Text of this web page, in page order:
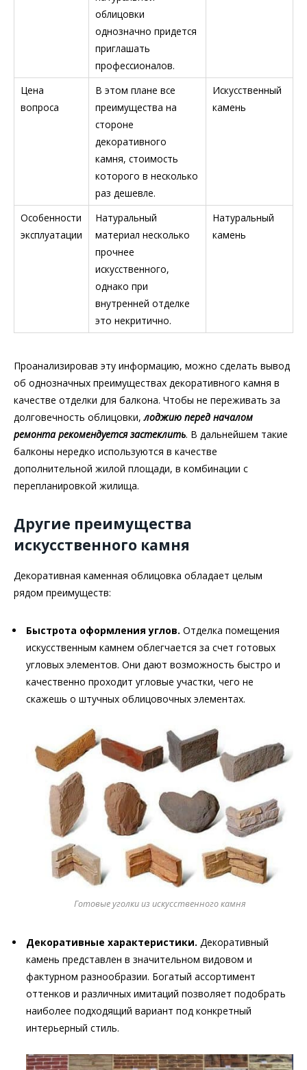
облицовки
однозначно придется
приглашать
профессионалов.
Цена
вопроса
В этом плане все
преимущества на
стороне
декоративного
камня, стоимость
которого в несколько
раз дешевле.
Искусственный
камень
Особенности
эксплуатации
Натуральный
материал несколько
прочнее
искусственного,
однако при
внутренней отделке
это некритично.
Натуральный
камень
Проанализировав эту информацию, можно сделать вывод
об однозначных преимуществах декоративного камня в
качестве отделки для балкона. Чтобы не переживать за
долговечность облицовки,лоджию перед началом
ремонта рекомендуется застеклить. В дальнейшем такие
балконы нередко используются в качестве
дополнительной жилой площади, в комбинации с
перепланировкой жилища.
Другие преимущества
искусственного камня
Декоративная каменная облицовка обладает целым
рядом преимуществ:
Быстрота оформления углов. Отделка помещения
искусственным камнем облегчается за счет готовых
угловых элементов. Они дают возможность быстро и
качественно проходит угловые участки, чего не
скажешь о штучных облицовочных элементах.
Готовые уголки из искусственного камня
Декоративные характеристики. Декоративный
камень представлен в значительном видовом и
фактурном разнообразии. Богатый ассортимент
оттенков и различных имитаций позволяет подобрать
наиболее подходящий вариант под конкретный
интерьерный стиль.